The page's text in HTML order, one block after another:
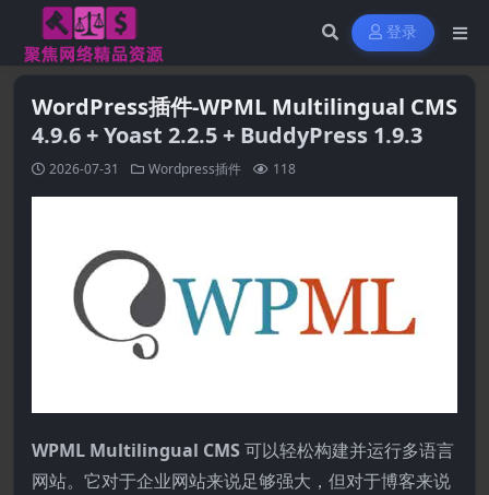
登录
WordPress插件-WPML Multilingual CMS
4.9.6 + Yoast 2.2.5 + BuddyPress 1.9.3
2026-07-31 Wordpress插件 118
WPML Multilingual CMS 可以轻松构建并运行多语言
网站。它对于企业网站来说足够强大，但对于博客来说